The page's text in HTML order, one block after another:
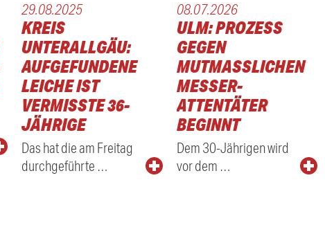
29.08.2025
KREIS
UNTERALLGÄU:
AUFGEFUNDENE
LEICHE IST
VERMISSTE 36-
JÄHRIGE
Das hat die am Freitag
durchgeführte …
08.07.2026
ULM: PROZESS
GEGEN
MUTMASSLICHEN M
ESSER-A
TTENTÄTER B
EGINNT
Dem 30-Jährigen wird
vor dem …